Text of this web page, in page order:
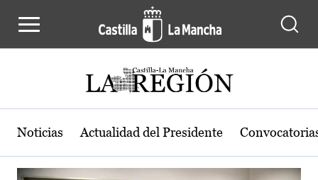
Actualidad de la región de Castilla-
Noticias Actualidad del Presidente